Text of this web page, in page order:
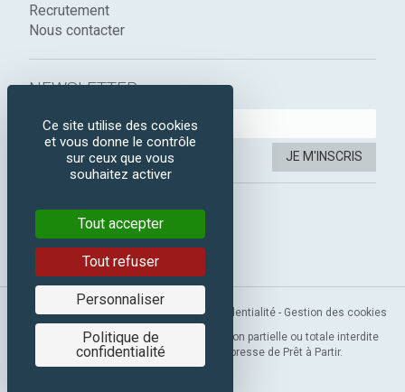
Recrutement
Nous contacter
NEWSLETTER :
JE M'INSCRIS
SUIVEZ-NOUS :
Facebook
Instagram
Mentions légales-CGV-Politique de confidentialité - Gestion des cookies
Copyright 2019 © Prêt à Partir. Reproduction partielle ou totale interdite
sans l’autorisation préalable et expresse de Prêt à Partir.
Ce site utilise des cookies
et vous donne le contrôle
sur ceux que vous
souhaitez activer
Tout accepter
Tout refuser
Personnaliser
Politique de
confidentialité